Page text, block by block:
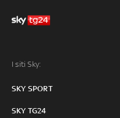
I siti Sky:
SKY SPORT
SKY TG24